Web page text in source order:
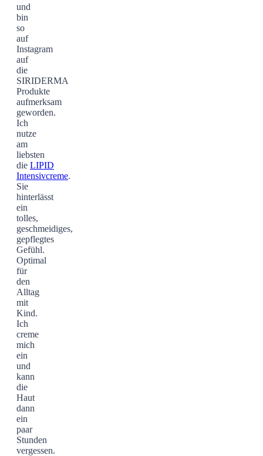
und
bin
so
auf
Instagram
auf
die
SIRIDERMA
Produkte
aufmerksam
geworden.
Ich
nutze
am
liebsten
die LIPID
Intensivcreme.
Sie
hinterlässt
ein
tolles,
geschmeidiges,
gepflegtes
Gefühl.
Optimal
für
den
Alltag
mit
Kind.
Ich
creme
mich
ein
und
kann
die
Haut
dann
ein
paar
Stunden
vergessen.